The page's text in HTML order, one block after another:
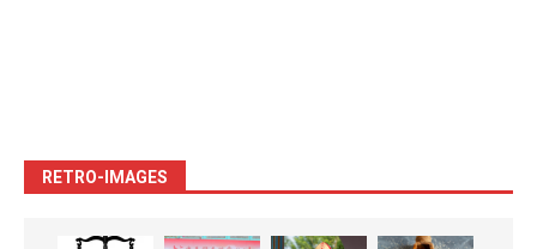
RETRO-IMAGES